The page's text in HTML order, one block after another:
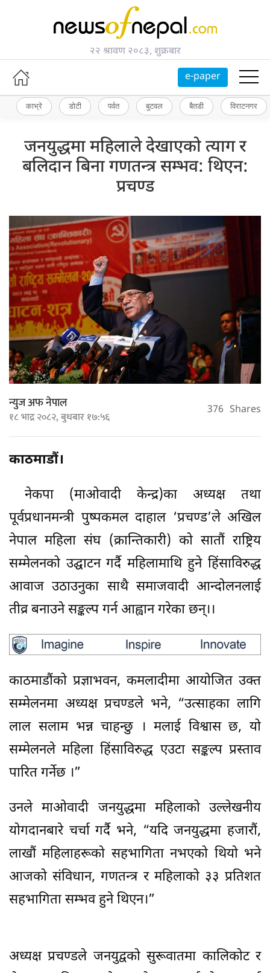
२२ श्रावण २०८३, शुक्रबार
e-paper
काभ्रे डोटी पर्वत बुटवल बैतडी विराटनगर
जनयुद्धमा महिलाले देखाएको त्याग र
बलिदान बिना गणतन्त्र सम्भव: थिएन:
प्रचण्ड
न्युज अफ नेपाल
१८ भाद्र २०८२, बुधबार १७:५६ 376 Shares
काठमाडौं।
नेकपा (माओवादी केन्द्र)का अध्यक्ष तथा
पूर्वप्रधानमन्त्री पुष्पकमल दाहाल ‘प्रचण्ड’ले अखिल
नेपाल महिला संघ (क्रान्तिकारी) को सातौं राष्ट्रिय
सम्मेलनको उद्घाटन गर्दै महिलामाथि हुने हिंसाविरुद्ध
आवाज उठाउनुका साथै समाजवादी आन्दोलनलाई
तीव्र बनाउने सङ्कल्प गर्न आह्वान गरेका छन्।।
काठमाडौंको प्रज्ञाभवन, कमलादीमा आयोजित उक्त
सम्मेलनमा अध्यक्ष प्रचण्डले भने, “उत्साहका लागि
लाल सलाम भन्न चाहन्छु । मलाई विश्वास छ, यो
सम्मेलनले महिला हिंसाविरुद्ध एउटा सङ्कल्प प्रस्ताव
पारित गर्नेछ ।”
उनले माओवादी जनयुद्धमा महिलाको उल्लेखनीय
योगदानबारे चर्चा गर्दै भने, “यदि जनयुद्धमा हजारौं,
लाखौं महिलाहरूको सहभागिता नभएको थियो भने
आजको संविधान, गणतन्त्र र महिलाको ३३ प्रतिशत
सहभागिता सम्भव हुने थिएन।”
अध्यक्ष प्रचण्डले जनयुद्वको सुरूवातमा कालिकोट र